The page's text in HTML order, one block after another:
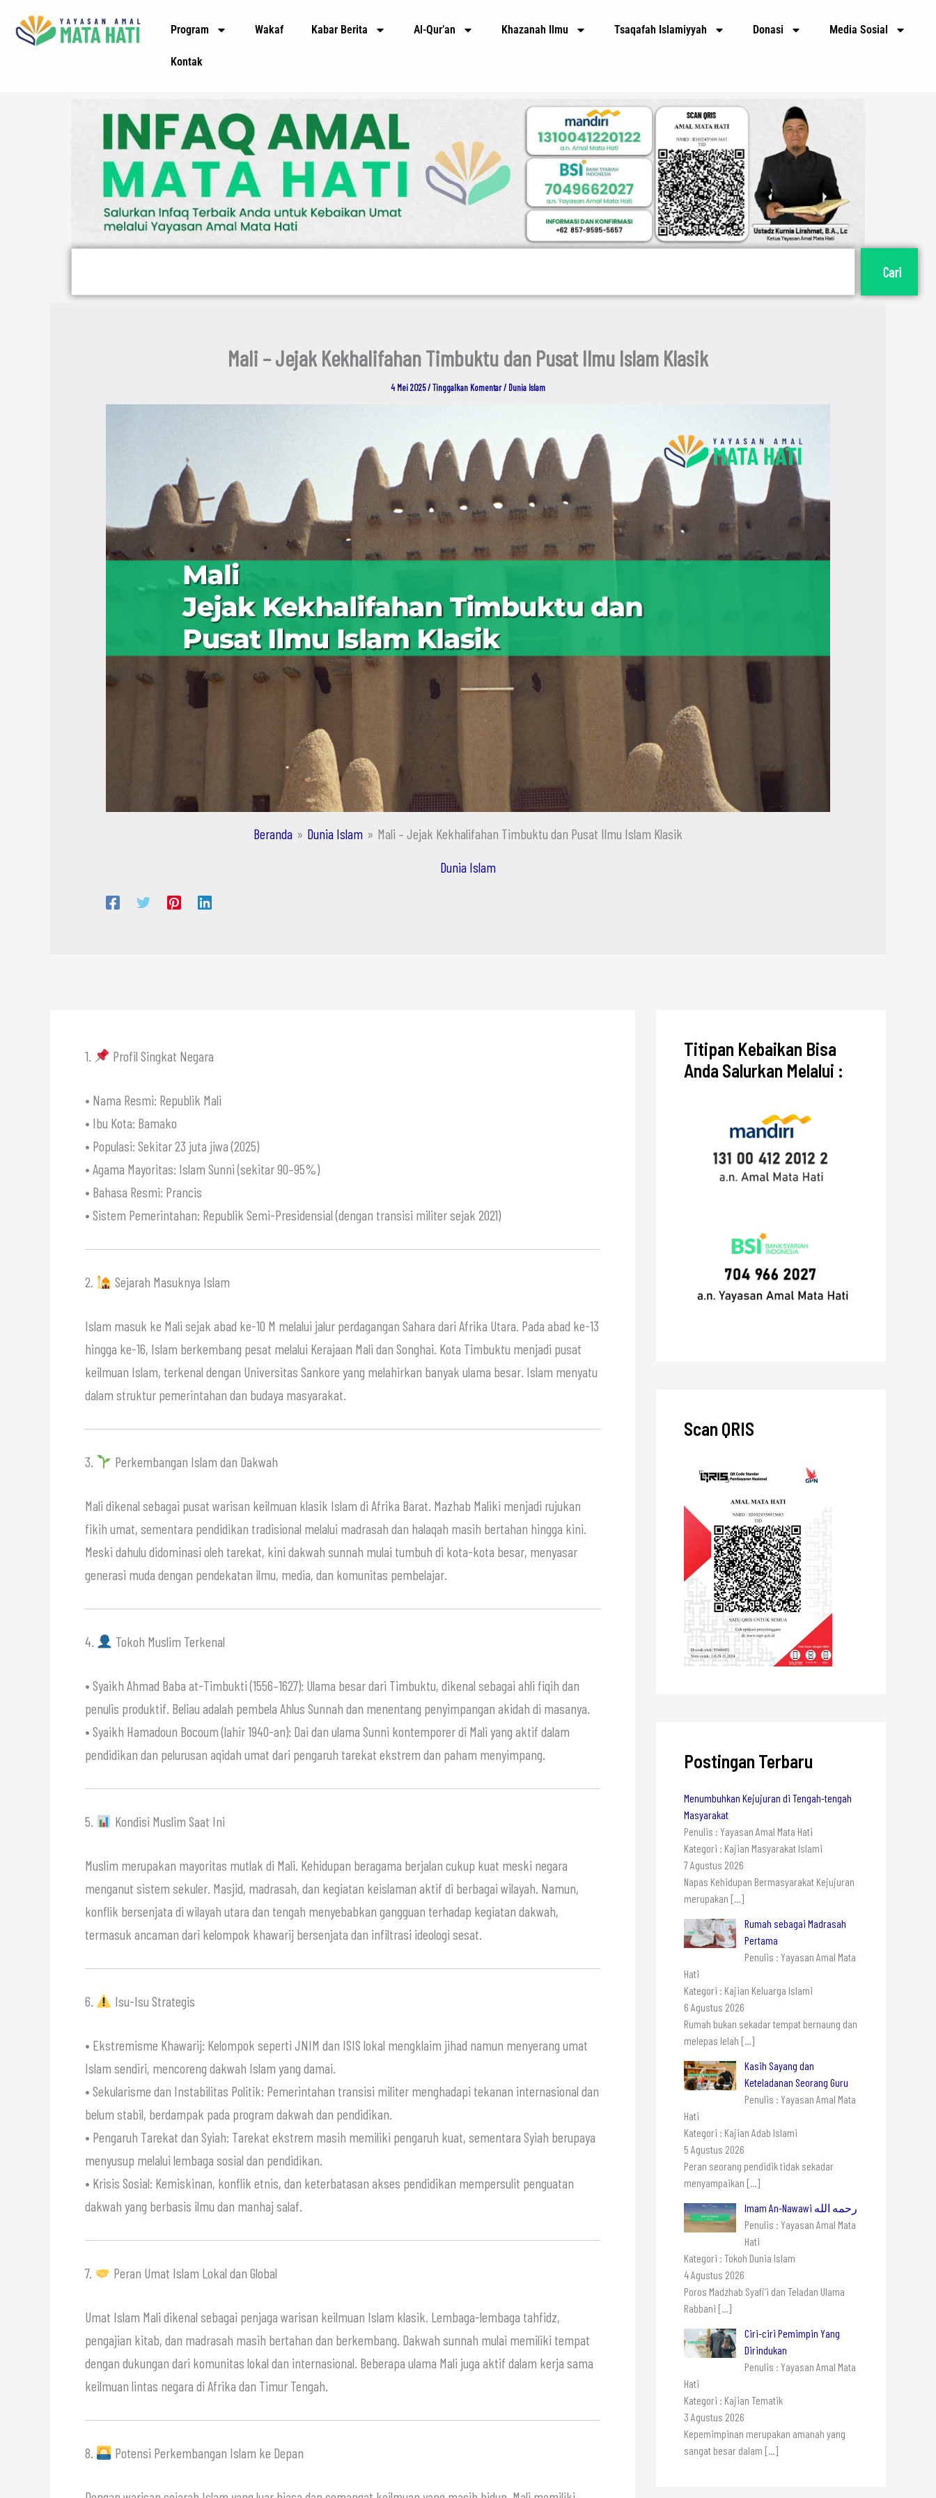
Program Wakaf Kabar Berita Al-Qur’an Khazanah Ilmu Tsaqafah Islamiyyah Donasi Media Sosial
Kontak
Cari
Mali – Jejak Kekhalifahan Timbuktu dan Pusat Ilmu Islam Klasik
4 Mei 2025/Tinggalkan Komentar/ Dunia Islam
Beranda Dunia Islam
Mali – Jejak Kekhalifahan Timbuktu dan Pusat Ilmu Islam Klasik
Dunia Islam
1. Profil Singkat Negara
• Nama Resmi: Republik Mali
• Ibu Kota: Bamako
• Populasi: Sekitar 23 juta jiwa (2025)
• Agama Mayoritas: Islam Sunni (sekitar 90–95%)
• Bahasa Resmi: Prancis
• Sistem Pemerintahan: Republik Semi-Presidensial (dengan transisi militer sejak 2021)
2. Sejarah Masuknya Islam
Islam masuk ke Mali sejak abad ke-10 M melalui jalur perdagangan Sahara dari Afrika Utara. Pada abad ke-13
hingga ke-16, Islam berkembang pesat melalui Kerajaan Mali dan Songhai. Kota Timbuktu menjadi pusat
keilmuan Islam, terkenal dengan Universitas Sankore yang melahirkan banyak ulama besar. Islam menyatu
dalam struktur pemerintahan dan budaya masyarakat.
3. Perkembangan Islam dan Dakwah
Mali dikenal sebagai pusat warisan keilmuan klasik Islam di Afrika Barat. Mazhab Maliki menjadi rujukan
fikih umat, sementara pendidikan tradisional melalui madrasah dan halaqah masih bertahan hingga kini.
Meski dahulu didominasi oleh tarekat, kini dakwah sunnah mulai tumbuh di kota-kota besar, menyasar
generasi muda dengan pendekatan ilmu, media, dan komunitas pembelajar.
4. Tokoh Muslim Terkenal
• Syaikh Ahmad Baba at-Timbukti (1556–1627): Ulama besar dari Timbuktu, dikenal sebagai ahli fiqih dan
penulis produktif. Beliau adalah pembela Ahlus Sunnah dan menentang penyimpangan akidah di masanya.
• Syaikh Hamadoun Bocoum (lahir 1940-an): Dai dan ulama Sunni kontemporer di Mali yang aktif dalam
pendidikan dan pelurusan aqidah umat dari pengaruh tarekat ekstrem dan paham menyimpang.
5. Kondisi Muslim Saat Ini
Muslim merupakan mayoritas mutlak di Mali. Kehidupan beragama berjalan cukup kuat meski negara
menganut sistem sekuler. Masjid, madrasah, dan kegiatan keislaman aktif di berbagai wilayah. Namun,
konflik bersenjata di wilayah utara dan tengah menyebabkan gangguan terhadap kegiatan dakwah,
termasuk ancaman dari kelompok khawarij bersenjata dan infiltrasi ideologi sesat.
6. Isu-Isu Strategis
• Ekstremisme Khawarij: Kelompok seperti JNIM dan ISIS lokal mengklaim jihad namun menyerang umat
Islam sendiri, mencoreng dakwah Islam yang damai.
• Sekularisme dan Instabilitas Politik: Pemerintahan transisi militer menghadapi tekanan internasional dan
belum stabil, berdampak pada program dakwah dan pendidikan.
• Pengaruh Tarekat dan Syiah: Tarekat ekstrem masih memiliki pengaruh kuat, sementara Syiah berupaya
menyusup melalui lembaga sosial dan pendidikan.
• Krisis Sosial: Kemiskinan, konflik etnis, dan keterbatasan akses pendidikan mempersulit penguatan
dakwah yang berbasis ilmu dan manhaj salaf.
7. Peran Umat Islam Lokal dan Global
Umat Islam Mali dikenal sebagai penjaga warisan keilmuan Islam klasik. Lembaga-lembaga tahfidz,
pengajian kitab, dan madrasah masih bertahan dan berkembang. Dakwah sunnah mulai memiliki tempat
dengan dukungan dari komunitas lokal dan internasional. Beberapa ulama Mali juga aktif dalam kerja sama
keilmuan lintas negara di Afrika dan Timur Tengah.
8. Potensi Perkembangan Islam ke Depan
Titipan Kebaikan Bisa
Anda Salurkan Melalui :
Scan QRIS
Postingan Terbaru
Menumbuhkan Kejujuran di Tengah-tengah
Masyarakat
Penulis : Yayasan Amal Mata Hati
Kategori : Kajian Masyarakat Islami
7 Agustus 2026
Napas Kehidupan Bermasyarakat Kejujuran
merupakan […]
Rumah sebagai Madrasah
Pertama
Penulis : Yayasan Amal Mata
Hati
Kategori : Kajian Keluarga Islami
6 Agustus 2026
Rumah bukan sekadar tempat bernaung dan
melepas lelah […]
Kasih Sayang dan
Keteladanan Seorang Guru
Penulis : Yayasan Amal Mata
Hati
Kategori : Kajian Adab Islami
5 Agustus 2026
Peran seorang pendidik tidak sekadar
menyampaikan […]
Imam An-Nawawi رحمه الله
Penulis : Yayasan Amal Mata
Hati
Kategori : Tokoh Dunia Islam
4 Agustus 2026
Poros Madzhab Syafi’i dan Teladan Ulama
Rabbani […]
Ciri-ciri Pemimpin Yang
Dirindukan
Penulis : Yayasan Amal Mata
Hati
Kategori : Kajian Tematik
3 Agustus 2026
Kepemimpinan merupakan amanah yang
sangat besar dalam […]
a